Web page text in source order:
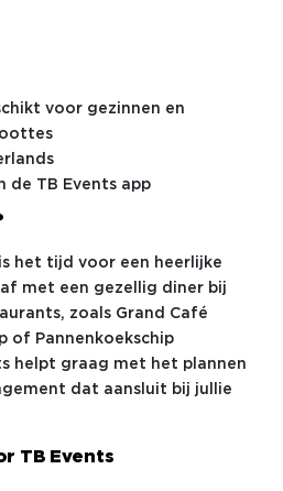
voor gezinnen en
de TB Events app
het tijd voor een heerlijke
met een gezellig diner bij
zoals Grand Café
of Pannenkoekschip
helpt graag met het plannen
dat aansluit bij jullie
TB Events